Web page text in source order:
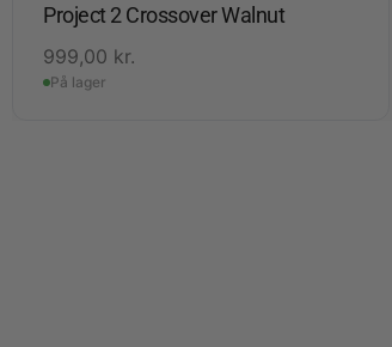
Project 2 Crossover Walnut
999,00 kr.
På lager